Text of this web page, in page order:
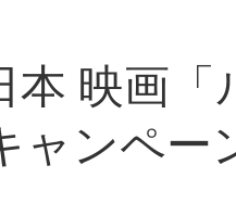
本 映画
ャンペー